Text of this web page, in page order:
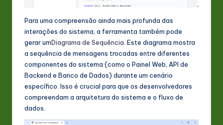
Para uma compreensão ainda mais profunda das
interações do sistema, a ferramenta também pode
gerar umDiagrama de Sequência . Este diagrama mostra
a sequência de mensagens trocadas entre diferentes
componentes do sistema (como o Painel Web, API de
Backend e Banco de Dados) durante um cenário
específico. Isso é crucial para que os desenvolvedores
compreendam a arquitetura do sistema e o fluxo de
dados.